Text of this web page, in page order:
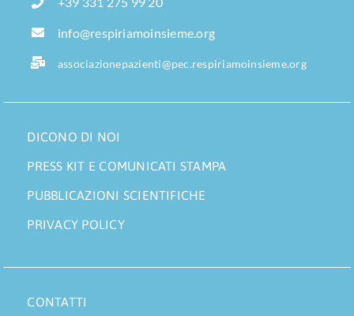
info@respiriamoinsieme.org
associazionepazienti@pec.respiriamoinsieme.org
DICONO DI NOI
PRESS KIT E COMUNICATI STAMPA
PUBBLICAZIONI SCIENTIFICHE
PRIVACY POLICY
CONTATTI